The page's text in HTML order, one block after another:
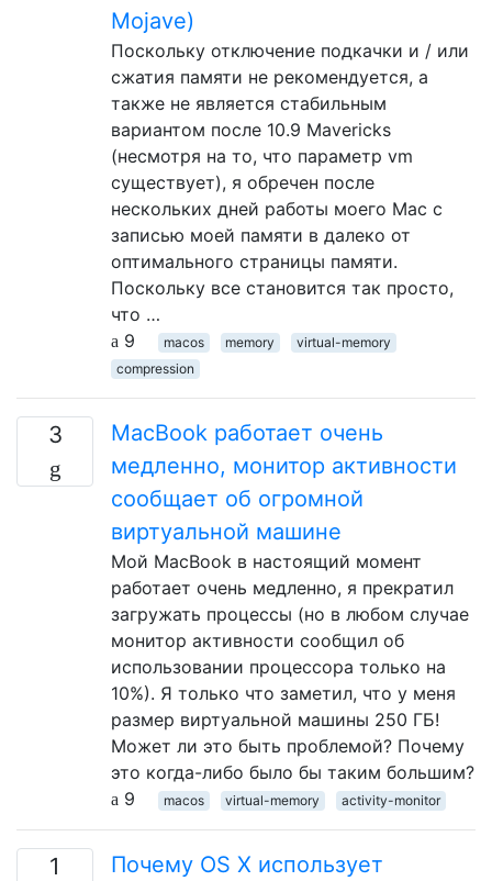
Mojave)
Поскольку отключение подкачки и / или
сжатия памяти не рекомендуется, а
также не является стабильным
вариантом после 10.9 Mavericks
(несмотря на то, что параметр vm
существует), я обречен после
нескольких дней работы моего Mac с
записью моей памяти в далеко от
оптимального страницы памяти.
Поскольку все становится так просто,
что …
9
macos memory
virtual-memory
compression
3
MacBook работает очень
медленно, монитор активности
сообщает об огромной
виртуальной машине
Мой MacBook в настоящий момент
работает очень медленно, я прекратил
загружать процессы (но в любом случае
монитор активности сообщил об
использовании процессора только на
10%). Я только что заметил, что у меня
размер виртуальной машины 250 ГБ!
Может ли это быть проблемой? Почему
это когда-либо было бы таким большим?
9
macos virtual-memory activity-monitor
1
Почему OS X использует